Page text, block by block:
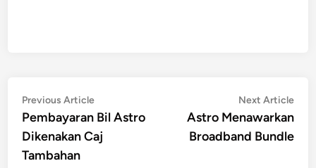
Post
navigation
Previous ArticlePrevious
article:
Pembayaran Bil Astro
Dikenakan Caj
Tambahan
Next Article
Astro Menawarkan
Broadband Bundle